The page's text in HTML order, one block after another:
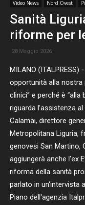
Video News Nord Ovest
Sanità
riforme per
28 Maggio 2026
MILANO (ITALPRESS)
opportunità alla
clinici” e perché è
riguarda l’assistenza
Calamai, direttore
Metropolitana Liguria,
genovesi San Martino,
aggiungerà anche l’ex
riforma della sanità
parlato in un'intervista
Piano dell'agenzia